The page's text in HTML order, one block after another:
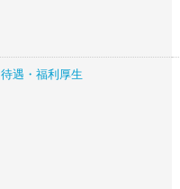
待遇・福利厚生